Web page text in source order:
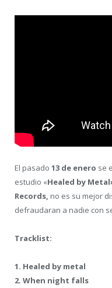
El pasado 13 de enero se
estudio «Healed by
Records, no es su mejor
defraudaran a nadie con
Tracklist:
1. Healed by metal
2. When night falls